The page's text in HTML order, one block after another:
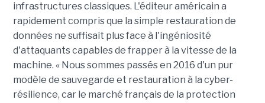
infrastructures classiques. L'éditeur américain a
rapidement compris que la simple restauration de
données ne suffisait plus face à l'ingéniosité
d'attaquants capables de frapper à la vitesse de la
machine. « Nous sommes passés en 2016 d'un pur
modèle de sauvegarde et restauration à la cyber-
résilience, car le marché français de la protection